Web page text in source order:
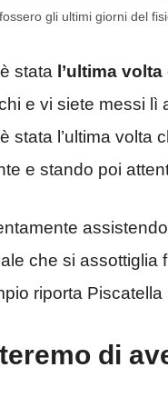
gli ultimi giorni del
stata l’ultima volta
e vi siete messi lì
stata l’ultima volta
e stando poi
che si assottiglia
riporta
di